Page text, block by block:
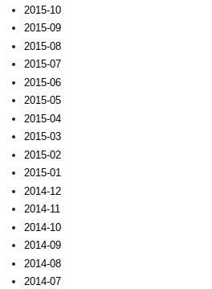
2015-10
2015-09
2015-08
2015-07
2015-06
2015-05
2015-04
2015-03
2015-02
2015-01
2014-12
2014-11
2014-10
2014-09
2014-08
2014-07